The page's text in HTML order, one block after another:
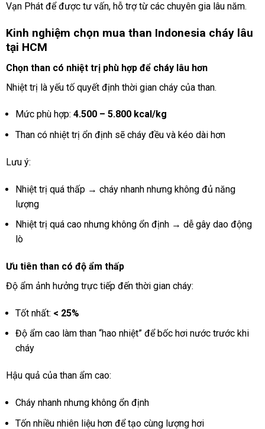
Vạn Phát để được tư vấn, hỗ trợ từ các chuyên gia lâu năm.
Kinh nghiệm chọn mua than Indonesia cháy lâu
tại HCM
Chọn than có nhiệt trị phù hợp để cháy lâu hơn
Nhiệt trị là yếu tố quyết định thời gian cháy của than.
Mức phù hợp: 4.500 – 5.800 kcal/kg
Than có nhiệt trị ổn định sẽ cháy đều và kéo dài hơn
Lưu ý:
Nhiệt trị quá thấp → cháy nhanh nhưng không đủ năng
lượng
Nhiệt trị quá cao nhưng không ổn định → dễ gây dao động
lò
Ưu tiên than có độ ẩm thấp
Độ ẩm ảnh hưởng trực tiếp đến thời gian cháy:
Tốt nhất: < 25%
Độ ẩm cao làm than “hao nhiệt” để bốc hơi nước trước khi
cháy
Hậu quả của than ẩm cao:
Cháy nhanh nhưng không ổn định
Tốn nhiều nhiên liệu hơn để tạo cùng lượng hơi